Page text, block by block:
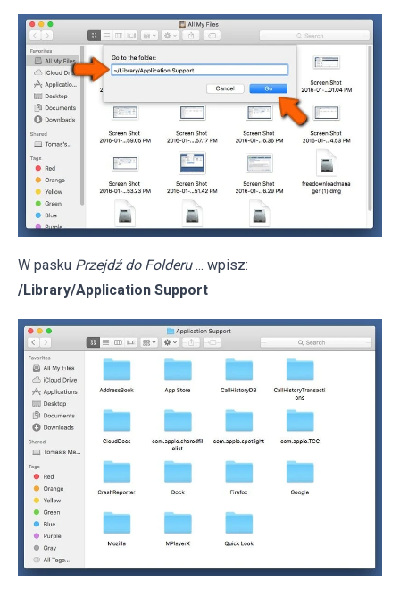
W pasku Przejdź do Folderu ... wpisz:
/Library/Application Support